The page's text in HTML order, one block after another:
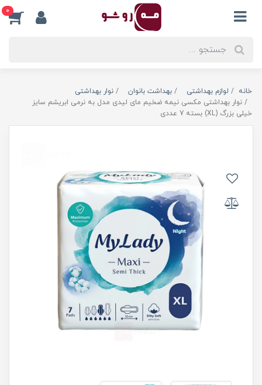
0
خانه لوازم بهداشتی بهداشت بانوان
نوار بهداشتی
نوار بهداشتی مکسی نیمه ضخیم مای لیدی مدل به نرمی ابریشم سایز
خیلی بزرگ (XL) بسته 7 عددی